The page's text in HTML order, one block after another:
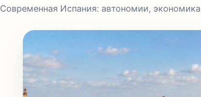
Современная Испания: автономии,